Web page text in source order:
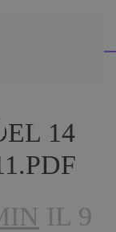
14
IL 9